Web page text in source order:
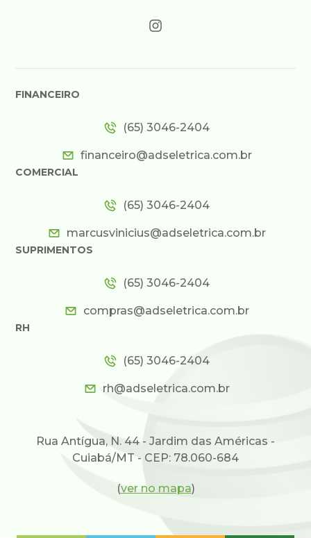
FINANCEIRO
(65) 3046-2404
financeiro@adseletrica.com.br
COMERCIAL
(65) 3046-2404
marcusvinicius@adseletrica.com.br
SUPRIMENTOS
(65) 3046-2404
compras@adseletrica.com.br
RH
(65) 3046-2404
rh@adseletrica.com.br
Rua Antígua, N. 44 - Jardim das Américas -
Cuiabá/MT - CEP: 78.060-684
(ver no mapa)